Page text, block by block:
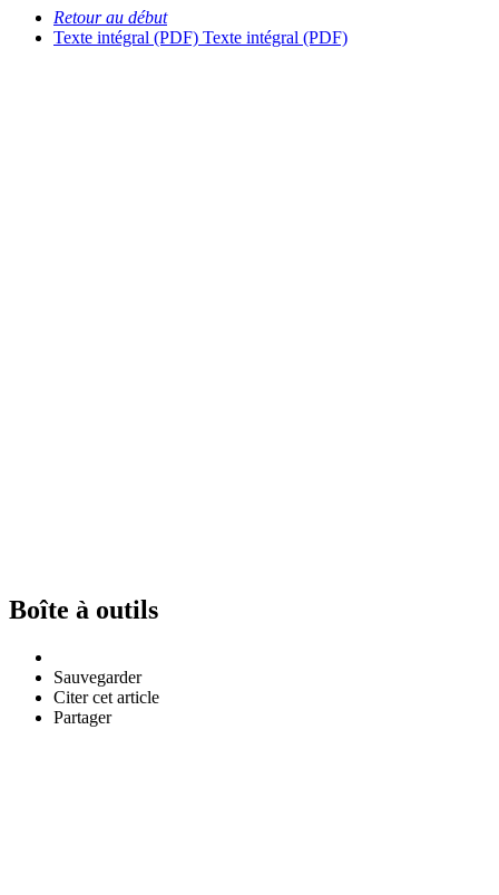
Retour au début
Texte intégral (PDF) Texte intégral (PDF)
Boîte à outils
Sauvegarder
Citer cet article
Partager